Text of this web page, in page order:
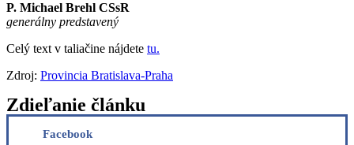
P. Michael Brehl CSsR
generálny predstavený
Celý text v taliačine nájdete tu.
Zdroj: Provincia Bratislava-Praha
Zdieľanie článku
Facebook